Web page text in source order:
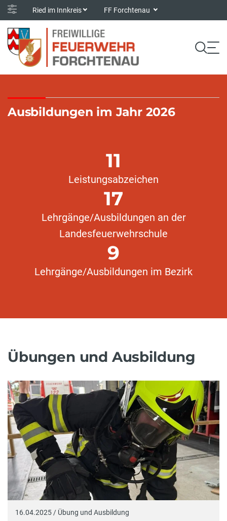
Ried im Innkreis FF Forchtenau
Ausbildungen im Jahr 2026
11
Leistungsabzeichen
17
Lehrgänge/Ausbildungen an der
Landesfeuerwehrschule
9
Lehrgänge/Ausbildungen im Bezirk
Übungen und Ausbildung
16.04.2025 / Übung und Ausbildung